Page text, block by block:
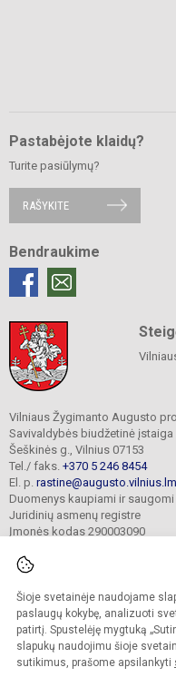
Šioje svetainėje naudojame
paslaugų kokybę, analizuoti
patirtį. Spustelėję mygtuką
slapukų naudojimu šioje
sutikimus, prašome apsilankyti
Pastabėjote klaidų?
Turite pasiūlymų?
RAŠYKITE
Bendraukime
Vilniaus Žygimanto Augusto
Savivaldybės biudžetinė įstaiga
Šeškinės g., Vilnius 07153
Tel./ faks. +370 5 246 8454
El. p.
Duomenys kaupiami ir saugomi
Juridinių asmenų registre
Įmonės kodas 290003090
© 2021. Vilniaus Žygimanto
Kopijuoti turinį be raštiško
Versija